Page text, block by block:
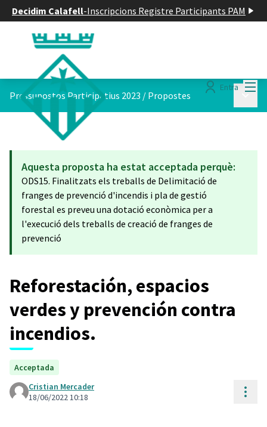
Decidim Calafell-Inscripcions Registre Participants PAM
Entra
Pressupostos Participatius 2023 / Propostes
Aquesta proposta ha estat acceptada perquè:
ODS15. Finalitzats els treballs de Delimitació de
franges de prevenció d'incendis i pla de gestió
forestal es preveu una dotació econòmica per a
l'execució dels treballs de creació de franges de
prevenció
Reforestación, espacios
verdes y prevención contra
incendios.
Acceptada
Cristian Mercader
18/06/2022 10:18